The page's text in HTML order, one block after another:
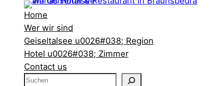
Home
Wer wir sind
Geiseltalsee u0026#038; Region
Hotel u0026#038; Zimmer
Contact us
S